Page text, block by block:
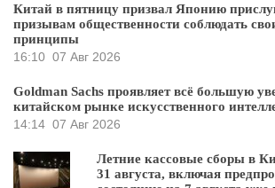
Китай в пятницу призвал Японию
призывам общественности соблюдать
принципы
16:10 07 Авг 2026
Goldman Sachs проявляет всё большую
китайском рынке искусственного
14:14 07 Авг 2026
Летние кассовые сборы в
31 августа, включая